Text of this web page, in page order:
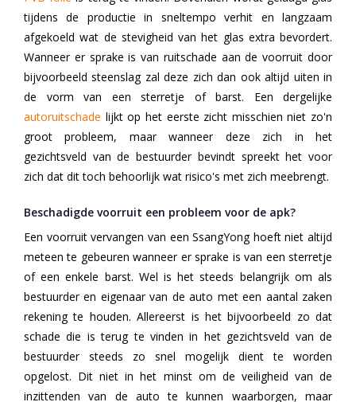
tijdens de productie in sneltempo verhit en langzaam
afgekoeld wat de stevigheid van het glas extra bevordert.
Wanneer er sprake is van ruitschade aan de voorruit door
bijvoorbeeld steenslag zal deze zich dan ook altijd uiten in
de vorm van een sterretje of barst. Een dergelijke
autoruitschade lijkt op het eerste zicht misschien niet zo'n
groot probleem, maar wanneer deze zich in het
gezichtsveld van de bestuurder bevindt spreekt het voor
zich dat dit toch behoorlijk wat risico's met zich meebrengt.
Beschadigde voorruit een probleem voor de apk?
Een voorruit vervangen van een SsangYong hoeft niet altijd
meteen te gebeuren wanneer er sprake is van een sterretje
of een enkele barst. Wel is het steeds belangrijk om als
bestuurder en eigenaar van de auto met een aantal zaken
rekening te houden. Allereerst is het bijvoorbeeld zo dat
schade die is terug te vinden in het gezichtsveld van de
bestuurder steeds zo snel mogelijk dient te worden
opgelost. Dit niet in het minst om de veiligheid van de
inzittenden van de auto te kunnen waarborgen, maar